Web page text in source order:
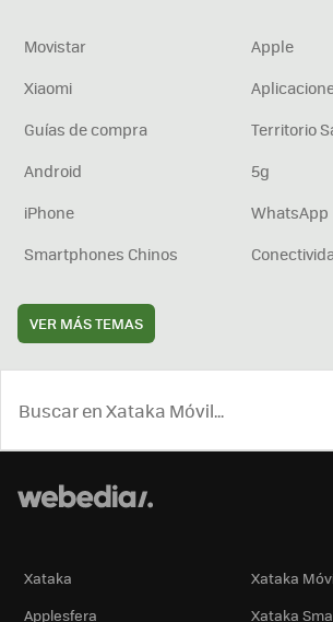
Movistar
Apple
Xiaomi
Guías de compra
Territorio
Android
5g
iPhone
WhatsApp
Smartphones Chinos
VER MÁS TEMAS
Xataka
Xataka
Applesfera
Xataka